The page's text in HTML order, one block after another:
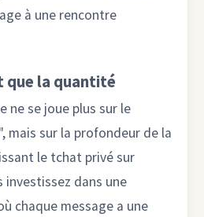
à une rencontre
que la quantité
ne se joue plus sur le
mais sur la profondeur de la
le tchat privé sur
investissez dans une
chaque message a une